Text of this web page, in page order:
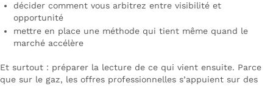
décider comment vous arbitrez entre visibilité et
opportunité
mettre en place une méthode qui tient même quand le
marché accélère
Et surtout : préparer la lecture de ce qui vient ensuite. Parce
que sur le gaz, les offres professionnelles s’appuient sur des